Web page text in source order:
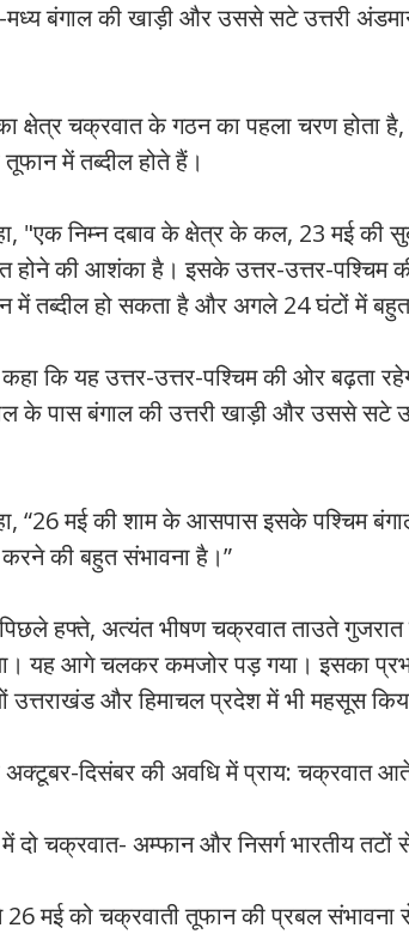
मध्य बंगाल की खाड़ी और उससे सटे उत्तरी
क्षेत्र चक्रवात के गठन का पहला चरण होता
तूफान में तब्दील होते हैं।
"एक निम्न दबाव के क्षेत्र के कल, 23 ​​मई की
होने की आशंका है। इसके उत्तर-उत्तर-
में तब्दील हो सकता है और अगले 24 घंटों में
कहा कि यह उत्तर-उत्तर-पश्चिम की ओर
के पास बंगाल की उत्तरी खाड़ी और उससे सटे
“26 मई की शाम के आसपास इसके पश्चिम
की बहुत संभावना है।”
हफ्ते, अत्यंत भीषण चक्रवात ताउते
यह आगे चलकर कमजोर पड़ गया। इसका
उत्तराखंड और हिमाचल प्रदेश में भी महसूस
दिसंबर की अवधि में प्राय: चक्रवात
दो चक्रवात- अम्फान और निसर्ग भारतीय
मई को चक्रवाती तूफान की प्रबल संभावना